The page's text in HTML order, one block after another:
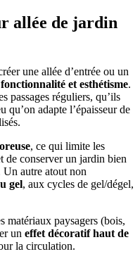
allée de jardin
une allée d’entrée ou un
fonctionnalité et esthétisme.
passages réguliers, qu’ils
qu’on adapte l’épaisseur de
, ce qui limite les
de conserver un jardin bien
Un autre atout non
gel, aux cycles de gel/dégel,
matériaux paysagers (bois,
un effet décoratif haut de
la circulation.